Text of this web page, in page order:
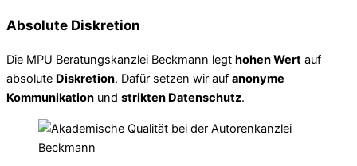
Absolute Diskretion
Die MPU Beratungskanzlei Beckmann legt hohen Wert auf
absolute Diskretion. Dafür setzen wir auf anonyme
Kommunikation und strikten Datenschutz.